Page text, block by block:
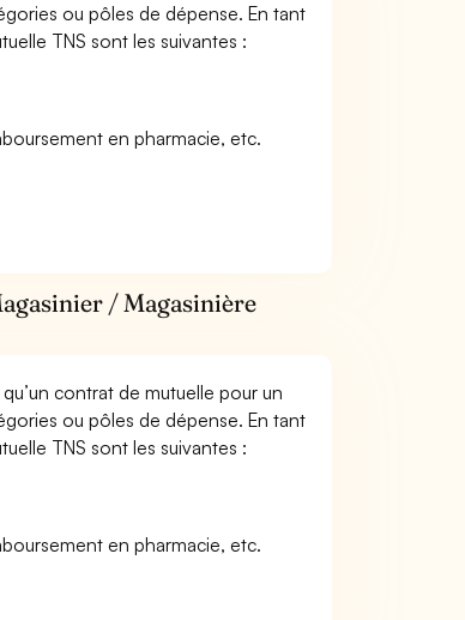
ou pôles de dépense. En tant
TNS sont les suivantes :
en pharmacie, etc.
/ Magasinière
contrat de mutuelle pour un
ou pôles de dépense. En tant
TNS sont les suivantes :
en pharmacie, etc.